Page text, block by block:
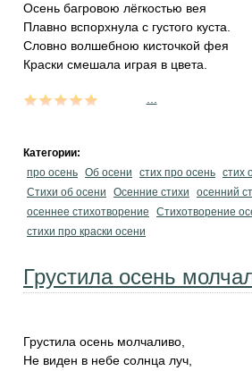
Осень багровою лёгкостью вея
Плавно вспорхнула с густого куста.
Словно волшебною кисточкой фея
Краски смешала играя в цвета.
Категории:
про осень Об осени стих про осень стих
Стихи об осени
Осенние стихи
осенний
осеннее стихотворение
Стихотворение
стихи про краски осени
Грустила осень
Грустила осень молчаливо,
Не виден в небе солнца луч,